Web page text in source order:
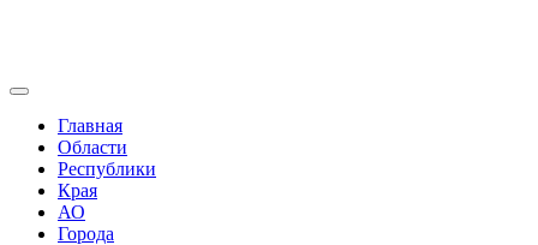
Главная
Области
Республики
Края
АО
Города